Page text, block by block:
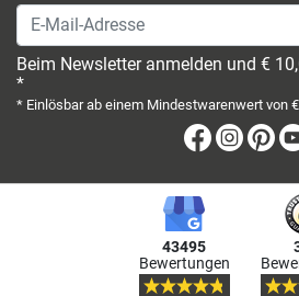
E-Mail-Adresse
Beim Newsletter anmelden und €
*
* Einlösbar ab einem Mindestwarenwert von
Facebook
43495
Bewertungen